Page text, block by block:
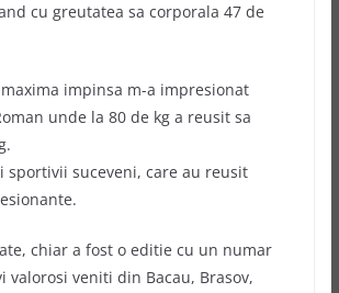
cu greutatea sa corporala 47 de
impinsa m-a impresionat
unde la 80 de kg a reusit sa
sportivii suceveni, care au reusit
chiar a fost o editie cu un numar
valorosi veniti din Bacau, Brasov,